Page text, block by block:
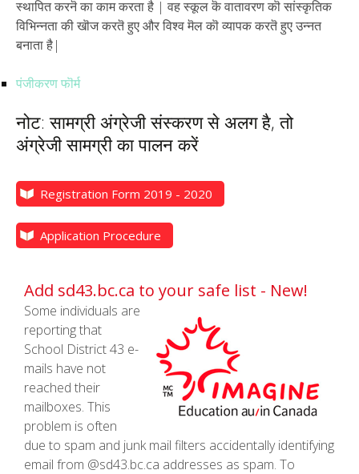
स्थापित करनॆ का काम करता है | वह स्कूल कॆ वातावरण कॊ सांस्कृतिक
विभिन्नता की खॊज करतॆ हुए और विश्व मॆल कॊ व्यापक करतॆ हुए उन्नत
बनाता है|
पंजीकरण फॊर्म
नोट: सामग्री अंग्रेजी संस्करण से अलग है, तो
अंग्रेजी सामग्री का पालन करें
Registration Form 2019 - 2020
Application Procedure
Add sd43.bc.ca to your safe list - New!
Some individuals are
reporting that
School District 43 e-
mails have not
reached their
mailboxes. This
problem is often
due to spam and junk mail filters accidentally identifying
email from @sd43.bc.ca addresses as spam. To